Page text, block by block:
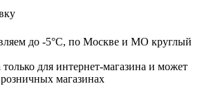
до -5°C, по Москве и МО круглый
для интернет-магазина и может
магазинах